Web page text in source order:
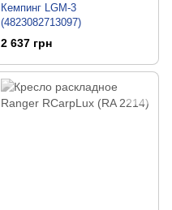
Кемпинг LGM-3
(4823082713097)
2 637 грн